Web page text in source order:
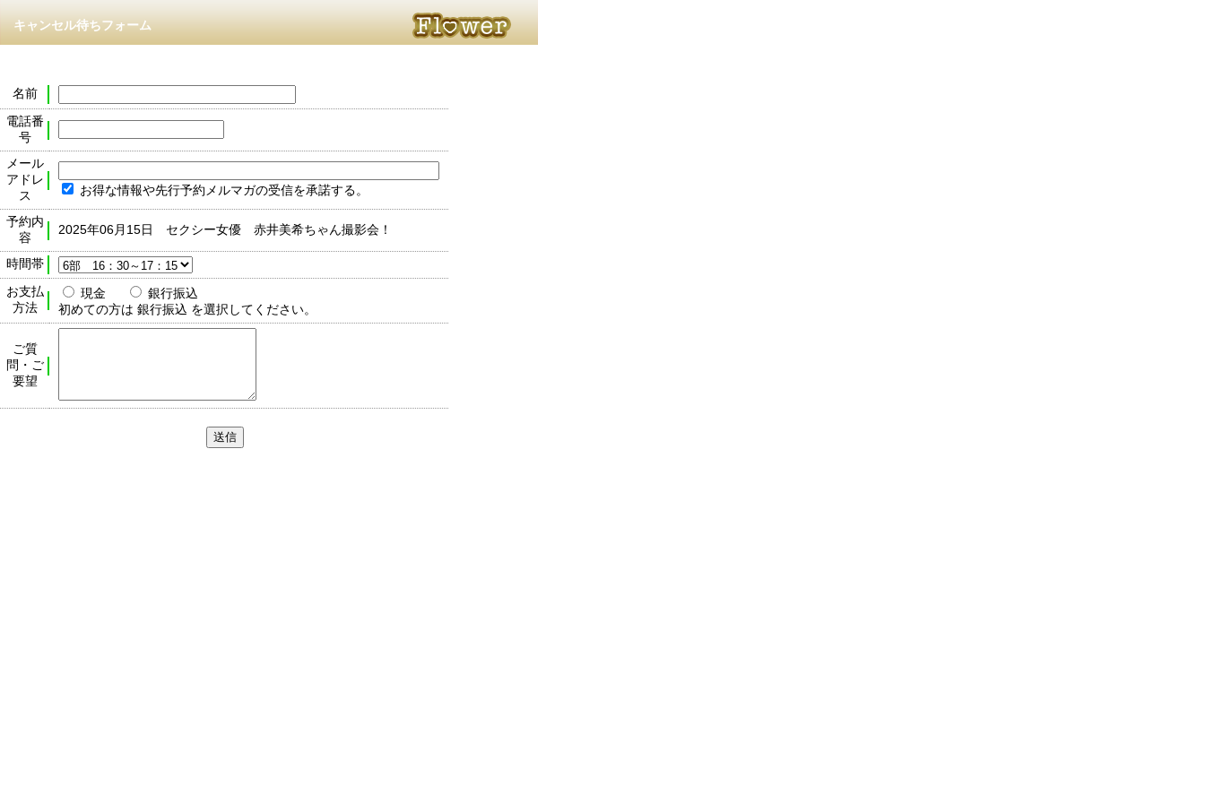
キャンセル待ちフォーム
名前
電話番
号
メール
アドレ
ス
お得な情報や先行予約メルマガの受信を承諾する。
予約内
容
2025年06月15日 セクシー女優 赤井美希ちゃん撮影会！
時間帯
お支払
方法
現金
銀行振込
初めての方は 銀行振込 を選択してください。
ご質
問・ご
要望